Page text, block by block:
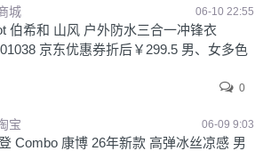
城 06-10 22:55
伯希和 山风 户外防水三合一冲锋衣
京东优惠券折后￥299.5 男、女多色
0
宝 06-09 9:03
Combo 康博 26年新款 高弹冰丝凉感 男